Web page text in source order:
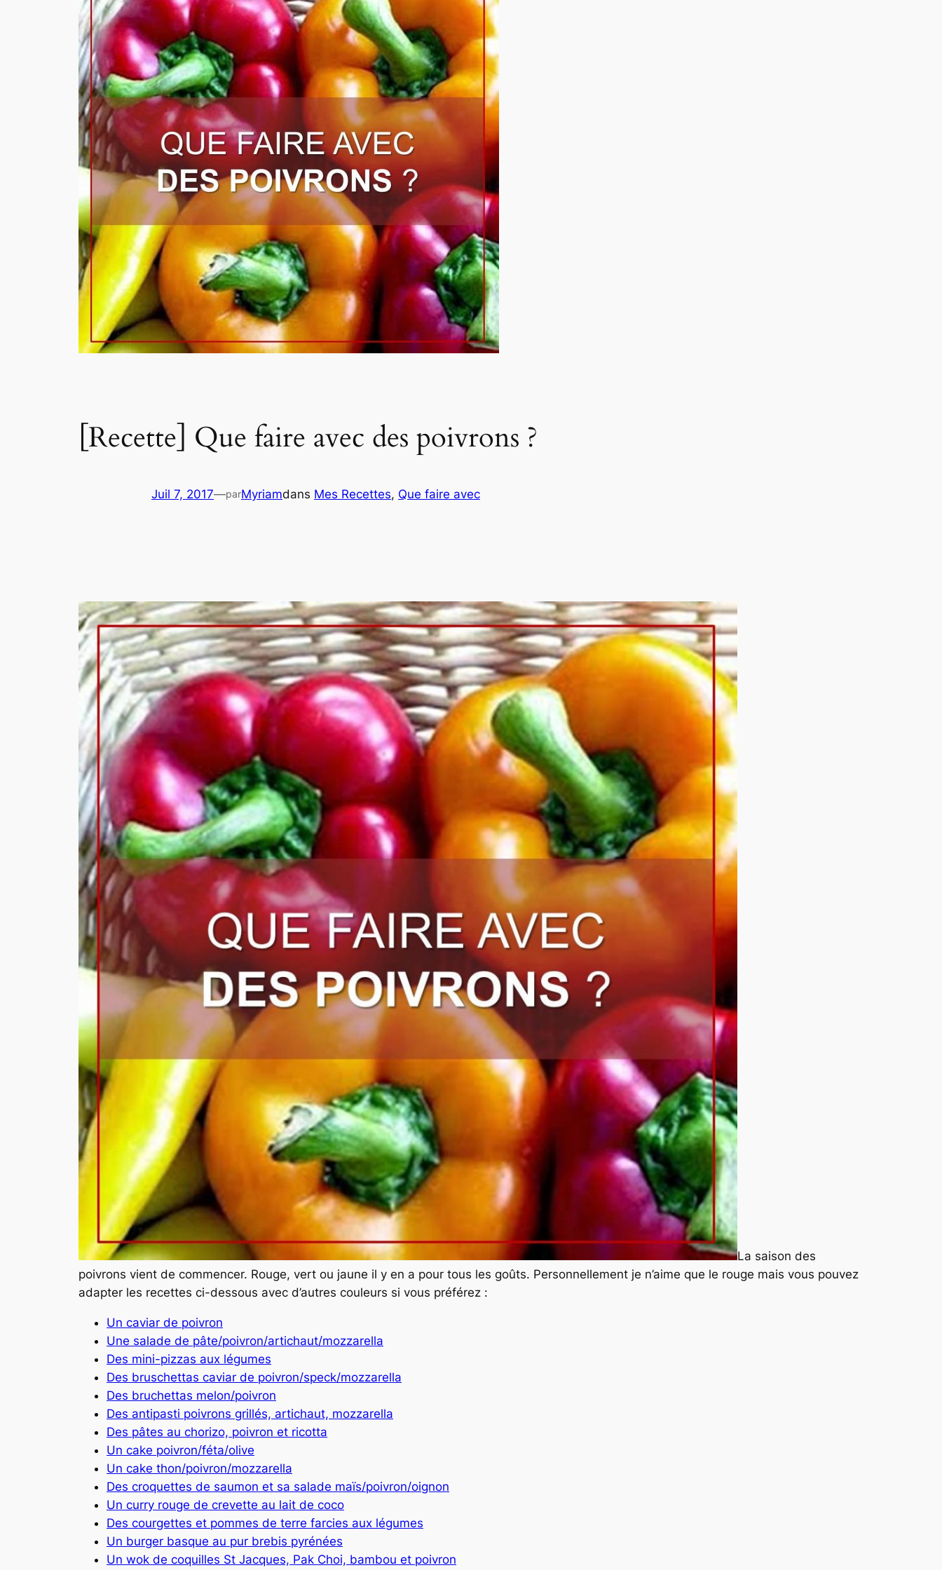
[Recette] Que faire avec des poivrons ?
Juil 7, 2017—parMyriamdans Mes Recettes, Que faire avec
La saison des
poivrons vient de commencer. Rouge, vert ou jaune il y en a pour tous les goûts. Personnellement je n’aime que le rouge mais vous pouvez
adapter les recettes ci-dessous avec d’autres couleurs si vous préférez :
Un caviar de poivron
Une salade de pâte/poivron/artichaut/mozzarella
Des mini-pizzas aux légumes
Des bruschettas caviar de poivron/speck/mozzarella
Des bruchettas melon/poivron
Des antipasti poivrons grillés, artichaut, mozzarella
Des pâtes au chorizo, poivron et ricotta
Un cake poivron/féta/olive
Un cake thon/poivron/mozzarella
Des croquettes de saumon et sa salade maïs/poivron/oignon
Un curry rouge de crevette au lait de coco
Des courgettes et pommes de terre farcies aux légumes
Un burger basque au pur brebis pyrénées
Un wok de coquilles St Jacques, Pak Choi, bambou et poivron